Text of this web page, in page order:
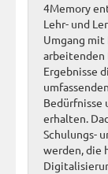
4Memory
Lehr- und
Umgang mit
arbeitenden
Ergebnisse
Bedürfnisse
erhalten.
Schulungs-
werden, die